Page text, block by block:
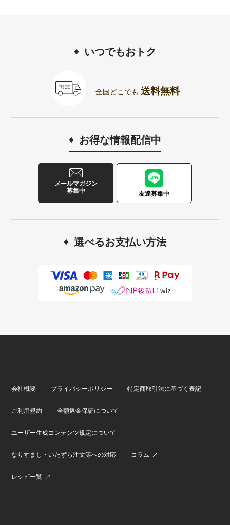
いつでもおトク
全国どこでも 送料無料
お得な情報配信中
メールマガジン
募集中
友達募集中
選べるお支払い方法
会社概要 プライバシーポリシー 特定商取引法に基づく表記
ご利用規約 全額返金保証について
ユーザー生成コンテンツ規定について
なりすまし・いたずら注文等への対応 コラム
レシピ一覧